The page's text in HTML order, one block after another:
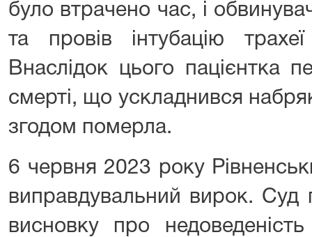
було втрачено час, і
та провів інтубацію
Внаслідок цього пацієнтка
смерті, що ускладнився
згодом померла.
6 червня 2023 року
виправдувальний вирок. Суд
висновку про